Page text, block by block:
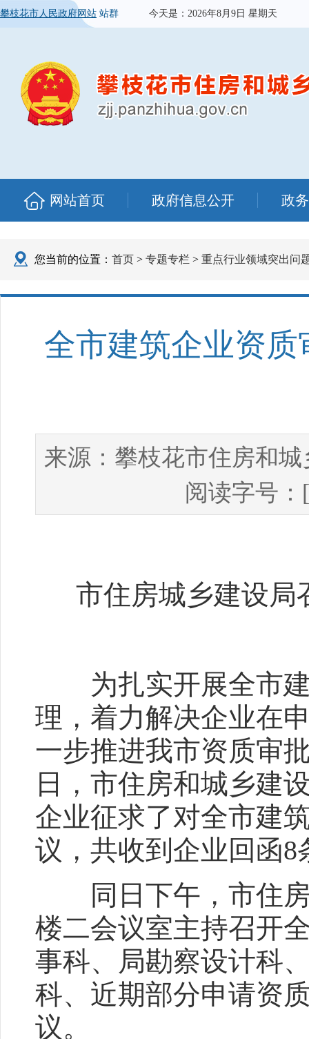
攀枝花市人民政府网站 站群 今天是： 2026年8月9日 星期天
网站首页 政府信息公开 政
您当前的位置： 首页 > 专题专栏 > 重点行业领域突出问
全市建筑企业资
来源： 攀枝花市住房和
阅读字号
市住房城乡建设局
为扎实开展全市建
理，着力解决企业在
一步推进我市资质审
日，市住房和城乡建
企业征求了对全市建
议，共收到企业回函8
同日下午，市住房
楼二会议室主持召开
事科、局勘察设计科
科、近期部分申请资
议。